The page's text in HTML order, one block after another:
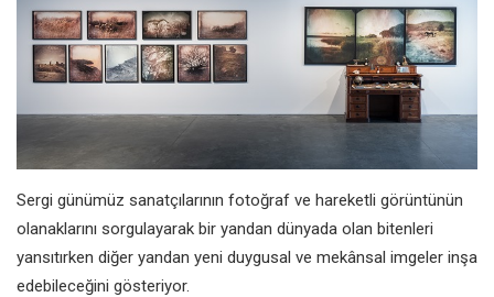
Sergi günümüz sanatçılarının fotoğraf ve hareketli görüntünün
olanaklarını sorgulayarak bir yandan dünyada olan bitenleri
yansıtırken diğer yandan yeni duygusal ve mekânsal imgeler inşa
edebileceğini gösteriyor.